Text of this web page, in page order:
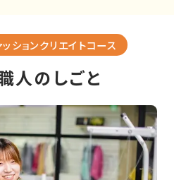
ッションクリエイトコース
人のしごと